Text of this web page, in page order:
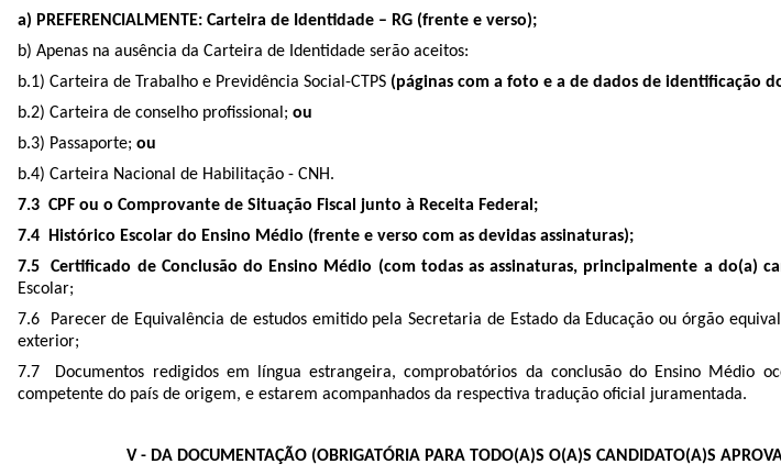
a) PREFERENCIALMENTE: Carteira de Identidade – RG (frente e verso);
b) Apenas na ausência da Carteira de Identidade serão aceitos:
b.1) Carteira de Trabalho e Previdência Social-CTPS (páginas com a foto e a de dados de identificação
b.2) Carteira de conselho profissional; ou
b.3) Passaporte; ou
b.4) Carteira Nacional de Habilitação - CNH.
7.3 CPF ou o Comprovante de Situação Fiscal junto à Receita Federal;
7.4 Histórico Escolar do Ensino Médio (frente e verso com as devidas assinaturas);
7.5 Certificado de Conclusão do Ensino Médio (com todas as assinaturas, principalmente a do(a)
Escolar;
7.6 Parecer de Equivalência de estudos emitido pela Secretaria de Estado da Educação ou órgão
exterior;
7.7 Documentos redigidos em língua estrangeira, comprobatórios da conclusão do Ensino Médio
competente do país de origem, e estarem acompanhados da respectiva tradução oficial juramentada.
V - DA DOCUMENTAÇÃO (OBRIGATÓRIA PARA TODO(A)S O(A)S CANDIDATO(A)S